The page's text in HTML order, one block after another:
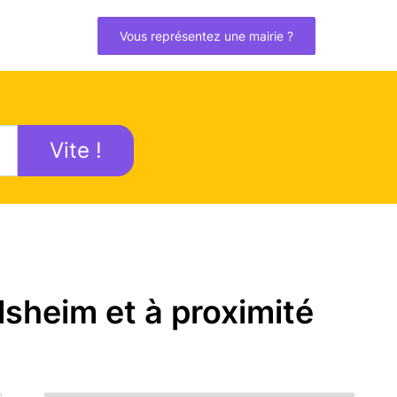
Vous représentez une mairie ?
Vite !
et à proximité